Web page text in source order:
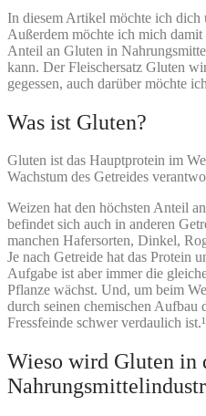
In diesem Artikel möchte ich dich
Außerdem möchte ich mich
Anteil an Gluten in
kann. Der Fleischersatz Gluten
gegessen, auch darüber möchte
Was ist Gluten?
Gluten ist das Hauptprotein im
Wachstum des Getreides
Weizen hat den höchsten Anteil
befindet sich auch in anderen
manchen Hafersorten, Dinkel,
Je nach Getreide hat das Protein
Aufgabe ist aber immer die
Pflanze wächst. Und, um beim
durch seinen chemischen Aufbau
Fressfeinde schwer verdaulich ist.¹
Wieso wird Gluten in